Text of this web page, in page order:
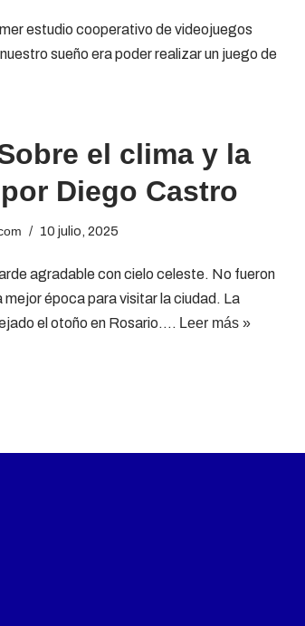
estudio cooperativo de videojuegos
sueño era poder realizar un juego de
el clima y la
Diego Castro
10 julio, 2025
agradable con cielo celeste. No fueron
mejor época para visitar la ciudad. La
el otoño en Rosario.… Leer más »